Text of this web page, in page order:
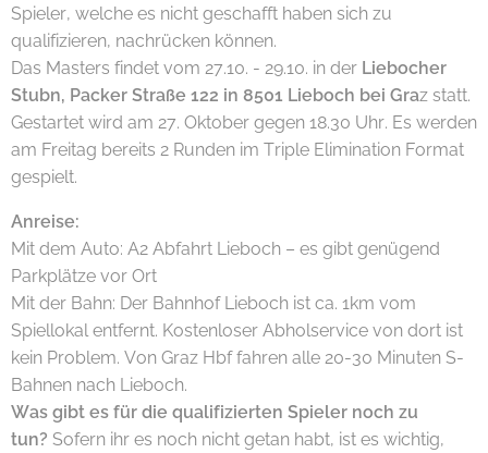
Spieler, welche es nicht geschafft haben sich zu
qualifizieren, nachrücken können.
Das Masters findet vom 27.10. - 29.10. in der Liebocher
Stubn, Packer Straße 122 in 8501 Lieboch bei Graz statt.
Gestartet wird am 27. Oktober gegen 18.30 Uhr. Es werden
am Freitag bereits 2 Runden im Triple Elimination Format
gespielt.
Anreise:
Mit dem Auto: A2 Abfahrt Lieboch – es gibt genügend
Parkplätze vor Ort
Mit der Bahn: Der Bahnhof Lieboch ist ca. 1km vom
Spiellokal entfernt. Kostenloser Abholservice von dort ist
kein Problem. Von Graz Hbf fahren alle 20-30 Minuten S-
Bahnen nach Lieboch.
Was gibt es für die qualifizierten Spieler noch zu
tun? Sofern ihr es noch nicht getan habt, ist es wichtig,